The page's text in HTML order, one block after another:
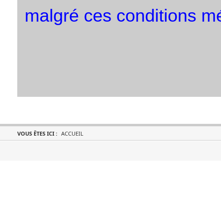
malgré ces conditions
VOUS ÊTES ICI : ACCUEIL